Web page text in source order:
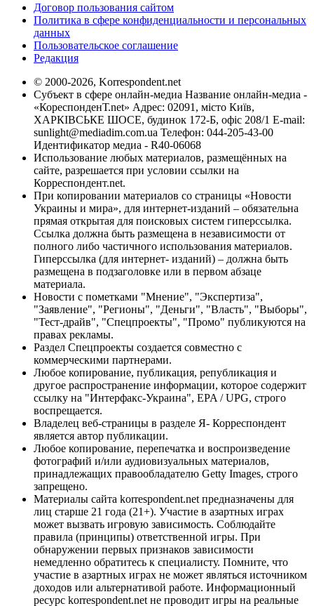
Договор пользования сайтом
Политика в сфере конфиденциальности и персональных
данных
Пользовательское соглашение
Редакция
© 2000-2026, Korrespondent.net
Субъект в сфере онлайн-медиа Название онлайн-медиа -
«КореспонденТ.net» Адрес: 02091, місто Київ,
ХАРКІВСЬКЕ ШОСЕ, будинок 172-Б, офіс 208/1 E-mail:
sunlight@mediadim.com.ua Телефон: 044-205-43-00
Идентификатор медиа - R40-06068
Использование любых материалов, размещённых на
сайте, разрешается при условии ссылки на
Корреспондент.net.
При копировании материалов со страницы «Новости
Украины и мира», для интернет-изданий – обязательна
прямая открытая для поисковых систем гиперссылка.
Ссылка должна быть размещена в независимости от
полного либо частичного использования материалов.
Гиперссылка (для интернет- изданий) – должна быть
размещена в подзаголовке или в первом абзаце
материала.
Новости с пометками "Мнение", "Экспертиза",
"Заявление", "Регионы", "Деньги", "Власть", "Выборы",
"Тест-драйв", "Спецпроекты", "Промо" публикуются на
правах рекламы.
Раздел Спецпроекты создается совместно с
коммерческими партнерами.
Любое копирование, публикация, републикация и
другое распространение информации, которое содержит
ссылку на "Интерфакс-Украина", EPA / UPG, строго
воспрещается.
Владелец веб-страницы в разделе Я- Корреспондент
является автор публикации.
Любое копирование, перепечатка и воспроизведение
фотографий и/или аудиовизуальных материалов,
принадлежащих правообладателю Getty Images, строго
запрещено.
Материалы сайта korrespondent.net предназначены для
лиц старше 21 года (21+). Участие в азартных играх
может вызвать игровую зависимость. Соблюдайте
правила (принципы) ответственной игры. При
обнаружении первых признаков зависимости
немедленно обратитесь к специалисту. Помните, что
участие в азартных играх не может являться источником
доходов или альтернативой работе. Информационный
ресурс korrespondent.net не проводит игры на реальные